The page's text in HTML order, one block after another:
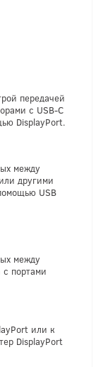
передачей
с USB-C
DisplayPort.
между
другими
USB
между
портами
или к
DisplayPort